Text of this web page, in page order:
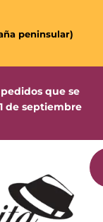
peninsular)
pedidos que se
de septiembre